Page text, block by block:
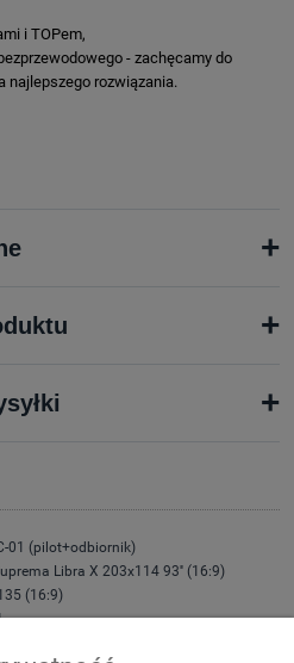
i TOPem,
- zachęcamy do
najlepszego rozwiązania.
+
+
+
01 (pilot+odbiornik)
Libra X 203x114 93'' (16:9)
(16:9)